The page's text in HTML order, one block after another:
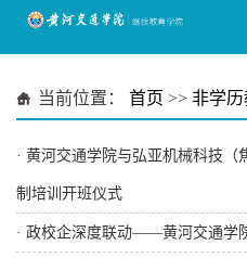
当前位置： 首页 >> 非学历
· 黄河交通学院与弘亚机械科技（
制培训开班仪式
· 政校企深度联动——黄河交通学